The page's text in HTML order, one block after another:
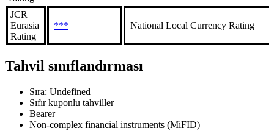
JCR
Eurasia
Rating
*** National Local Currency Rating
Tahvil sınıflandırması
Sıra: Undefined
Sıfır kuponlu tahviller
Bearer
Non-complex financial instruments (MiFID)